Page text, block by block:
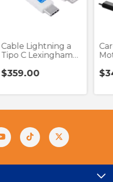
Cable Lightning a
Tipo C Lexingham
$359.00